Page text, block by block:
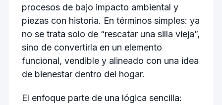
procesos de bajo impacto ambiental y
piezas con historia. En términos simples: ya
no se trata solo de “rescatar una silla vieja”,
sino de convertirla en un elemento
funcional, vendible y alineado con una idea
de bienestar dentro del hogar.
El enfoque parte de una lógica sencilla: